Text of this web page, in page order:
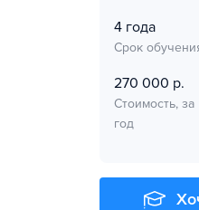
4 года
Срок
270 000 р.
Стоимость, за
год